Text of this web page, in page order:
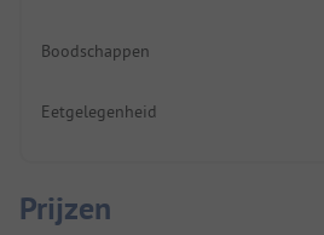
Boodschappen
Eetgelegenheid
Prijzen